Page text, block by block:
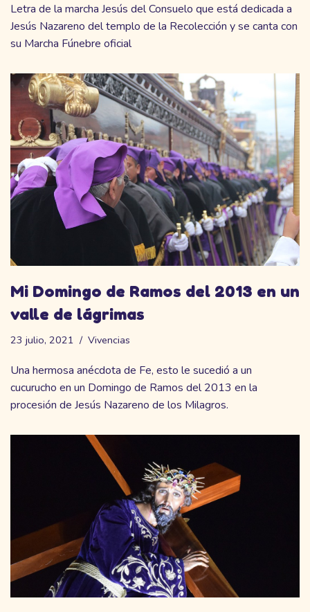
Letra de la marcha Jesús del Consuelo que está dedicada a
Jesús Nazareno del templo de la Recolección y se canta con
su Marcha Fúnebre oficial
Mi Domingo de Ramos del 2013 en un
valle de lágrimas
23 julio, 2021 Vivencias
Una hermosa anécdota de Fe, esto le sucedió a un
cucurucho en un Domingo de Ramos del 2013 en la
procesión de Jesús Nazareno de los Milagros.